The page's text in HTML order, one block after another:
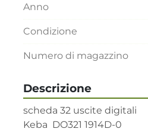
Descrizione
scheda 32 uscite digitali
Keba  DO321 1914D-0
Anno
Condizione
Numero di magazzino